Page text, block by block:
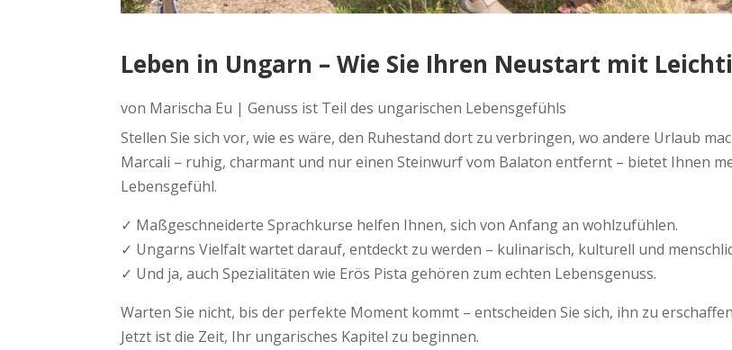
Leben in Ungarn – Wie Sie Ihren Neustart mit
von Marischa Eu |Genuss ist Teil des ungarischen Lebensgefühls
Stellen Sie sich vor, wie es wäre, den Ruhestand dort zu verbringen, wo andere Urlaub
Marcali – ruhig, charmant und nur einen Steinwurf vom Balaton entfernt – bietet Ihnen
Lebensgefühl.
✓ Maßgeschneiderte Sprachkurse helfen Ihnen, sich von Anfang an wohlzufühlen.
✓ Ungarns Vielfalt wartet darauf, entdeckt zu werden – kulinarisch, kulturell und
✓ Und ja, auch Spezialitäten wie Erös Pista gehören zum echten Lebensgenuss.
Warten Sie nicht, bis der perfekte Moment kommt – entscheiden Sie sich, ihn zu
Jetzt ist die Zeit, Ihr ungarisches Kapitel zu beginnen.